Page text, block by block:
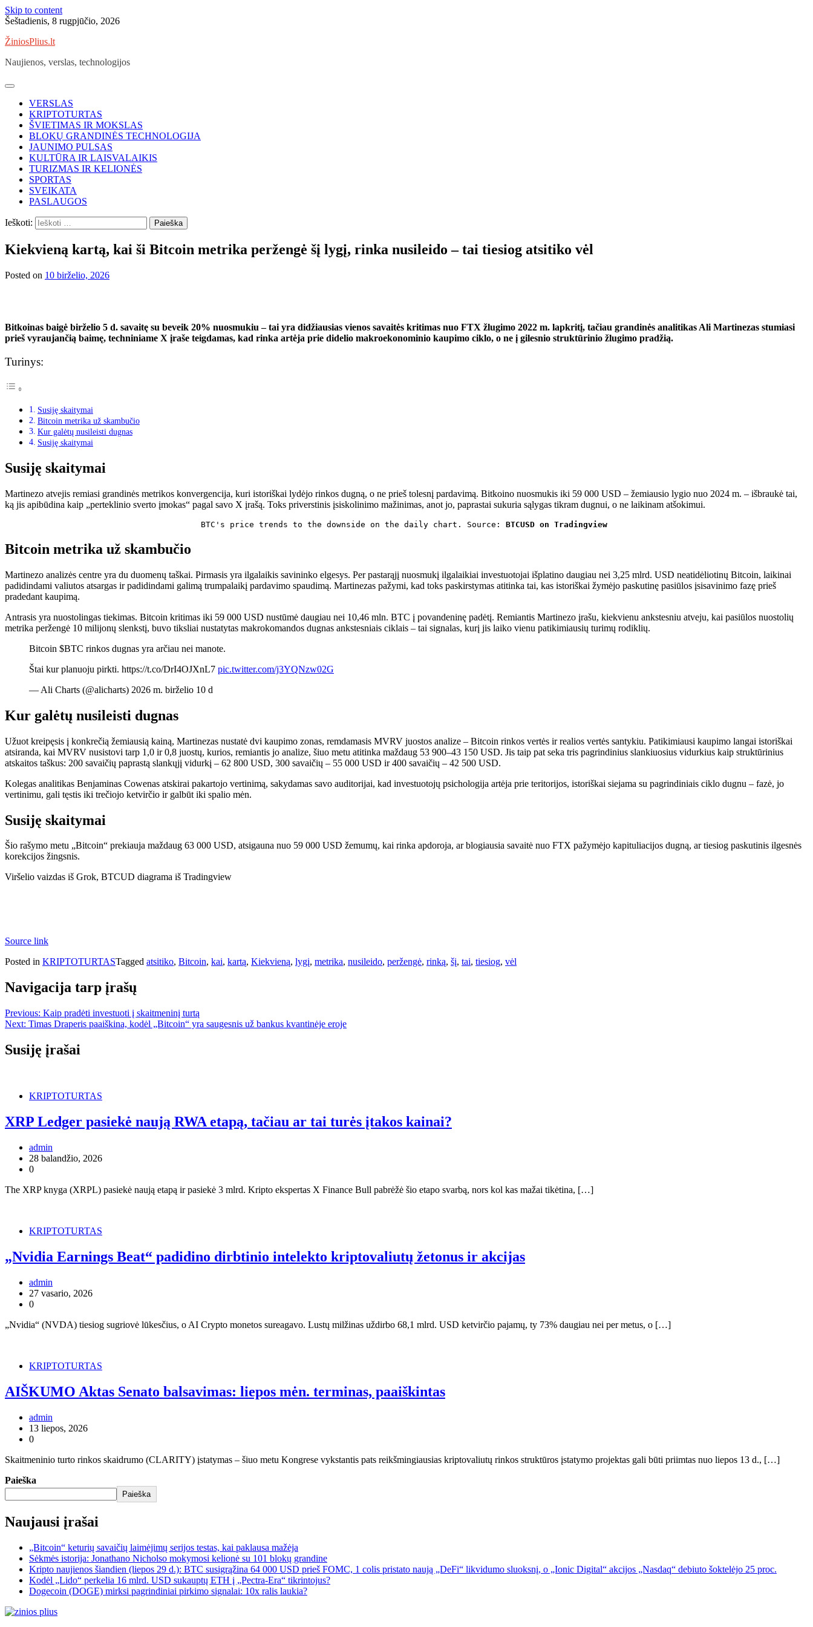
Skip to content
Šeštadienis, 8 rugpjūčio, 2026
ŽiniosPlius.lt
Naujienos, verslas, technologijos
VERSLAS
KRIPTOTURTAS
ŠVIETIMAS IR MOKSLAS
BLOKŲ GRANDINĖS TECHNOLOGIJA
JAUNIMO PULSAS
KULTŪRA IR LAISVALAIKIS
TURIZMAS IR KELIONĖS
SPORTAS
SVEIKATA
PASLAUGOS
Ieškoti:
Kiekvieną kartą, kai ši Bitcoin metrika peržengė šį lygį, rinka nusileido – tai tiesiog atsitiko vėl
Posted on 10 birželio, 2026
Bitkoinas baigė birželio 5 d. savaitę su beveik 20% nuosmukiu – tai yra didžiausias vienos savaitės kritimas nuo FTX žlugimo 2022 m. lapkritį, tačiau grandinės analitikas Ali Martinezas stumiasi
prieš vyraujančią baimę, techniniame X įraše teigdamas, kad rinka artėja prie didelio makroekonominio kaupimo ciklo, o ne į gilesnio struktūrinio žlugimo pradžią.
Turinys:
Susiję skaitymai
Bitcoin metrika už skambučio
Kur galėtų nusileisti dugnas
Susiję skaitymai
Susiję skaitymai
Martinezo atvejis remiasi grandinės metrikos konvergencija, kuri istoriškai lydėjo rinkos dugną, o ne prieš tolesnį pardavimą. Bitkoino nuosmukis iki 59 000 USD – žemiausio lygio nuo 2024 m. – išbraukė tai,
ką jis apibūdina kaip „perteklinio sverto įmokas“ pagal savo X įrašą. Toks priverstinis įsiskolinimo mažinimas, anot jo, paprastai sukuria sąlygas tikram dugnui, o ne laikinam atšokimui.
BTC's price trends to the downside on the daily chart. Source: BTCUSD on Tradingview
Bitcoin metrika už skambučio
Martinezo analizės centre yra du duomenų taškai. Pirmasis yra ilgalaikis savininko elgesys. Per pastarąjį nuosmukį ilgalaikiai investuotojai išplatino daugiau nei 3,25 mlrd. USD neatidėliotinų Bitcoin, laikinai
padidindami valiutos atsargas ir padidindami galimą trumpalaikį pardavimo spaudimą. Martinezas pažymi, kad toks paskirstymas atitinka tai, kas istoriškai žymėjo paskutinę pasiūlos įsisavinimo fazę prieš
pradedant kaupimą.
Antrasis yra nuostolingas tiekimas. Bitcoin kritimas iki 59 000 USD nustūmė daugiau nei 10,46 mln. BTC į povandeninę padėtį. Remiantis Martinezo įrašu, kiekvienu ankstesniu atveju, kai pasiūlos nuostolių
metrika peržengė 10 milijonų slenkstį, buvo tiksliai nustatytas makrokomandos dugnas ankstesniais ciklais – tai signalas, kurį jis laiko vienu patikimiausių turimų rodiklių.
Bitcoin $BTC rinkos dugnas yra arčiau nei manote.
Štai kur planuoju pirkti. https://t.co/DrI4OJXnL7 pic.twitter.com/j3YQNzw02G
— Ali Charts (@alicharts) 2026 m. birželio 10 d
Kur galėtų nusileisti dugnas
Užuot kreipęsis į konkrečią žemiausią kainą, Martinezas nustatė dvi kaupimo zonas, remdamasis MVRV juostos analize – Bitcoin rinkos vertės ir realios vertės santykiu. Patikimiausi kaupimo langai istoriškai
atsiranda, kai MVRV nusistovi tarp 1,0 ir 0,8 juostų, kurios, remiantis jo analize, šiuo metu atitinka maždaug 53 900–43 150 USD. Jis taip pat seka tris pagrindinius slankiuosius vidurkius kaip struktūrinius
atskaitos taškus: 200 savaičių paprastą slankųjį vidurkį – 62 800 USD, 300 savaičių – 55 000 USD ir 400 savaičių – 42 500 USD.
Kolegas analitikas Benjaminas Cowenas atskirai pakartojo vertinimą, sakydamas savo auditorijai, kad investuotojų psichologija artėja prie teritorijos, istoriškai siejama su pagrindiniais ciklo dugnu – fazė, jo
vertinimu, gali tęstis iki trečiojo ketvirčio ir galbūt iki spalio mėn.
Susiję skaitymai
Šio rašymo metu „Bitcoin“ prekiauja maždaug 63 000 USD, atsigauna nuo 59 000 USD žemumų, kai rinka apdoroja, ar blogiausia savaitė nuo FTX pažymėjo kapituliacijos dugną, ar tiesiog paskutinis ilgesnės
korekcijos žingsnis.
Viršelio vaizdas iš Grok, BTCUD diagrama iš Tradingview
Source link
Posted in KRIPTOTURTASTagged atsitiko, Bitcoin, kai, kartą, Kiekvieną, lygį, metrika, nusileido, peržengė, rinką, šį, tai, tiesiog, vėl
Navigacija tarp įrašų
Previous: Kaip pradėti investuoti į skaitmeninį turtą
Next: Timas Draperis paaiškina, kodėl „Bitcoin“ yra saugesnis už bankus kvantinėje eroje
Susiję įrašai
KRIPTOTURTAS
XRP Ledger pasiekė naują RWA etapą, tačiau ar tai turės įtakos kainai?
admin
28 balandžio, 2026
0
The XRP knyga (XRPL) pasiekė naują etapą ir pasiekė 3 mlrd. Kripto ekspertas X Finance Bull pabrėžė šio etapo svarbą, nors kol kas mažai tikėtina, […]
KRIPTOTURTAS
„Nvidia Earnings Beat“ padidino dirbtinio intelekto kriptovaliutų žetonus ir akcijas
admin
27 vasario, 2026
0
„Nvidia“ (NVDA) tiesiog sugriovė lūkesčius, o AI Crypto monetos sureagavo. Lustų milžinas uždirbo 68,1 mlrd. USD ketvirčio pajamų, ty 73% daugiau nei per metus, o […]
KRIPTOTURTAS
AIŠKUMO Aktas Senato balsavimas: liepos mėn. terminas, paaiškintas
admin
13 liepos, 2026
0
Skaitmeninio turto rinkos skaidrumo (CLARITY) įstatymas – šiuo metu Kongrese vykstantis pats reikšmingiausias kriptovaliutų rinkos struktūros įstatymo projektas gali būti priimtas nuo liepos 13 d., […]
Paieška
Paieška
Naujausi įrašai
„Bitcoin“ keturių savaičių laimėjimų serijos testas, kai paklausa mažėja
Sėkmės istorija: Jonathano Nicholso mokymosi kelionė su 101 blokų grandine
Kripto naujienos šiandien (liepos 29 d.): BTC susigrąžina 64 000 USD prieš FOMC, 1 colis pristato naują „DeFi“ likvidumo sluoksnį, o „Ionic Digital“ akcijos „Nasdaq“ debiuto šoktelėjo 25 proc.
Kodėl „Lido“ perkelia 16 mlrd. USD sukauptų ETH į „Pectra-Era“ tikrintojus?
Dogecoin (DOGE) mirksi pagrindiniai pirkimo signalai: 10x ralis laukia?